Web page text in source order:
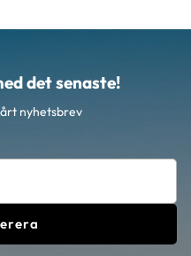
det senaste!
nyhetsbrev